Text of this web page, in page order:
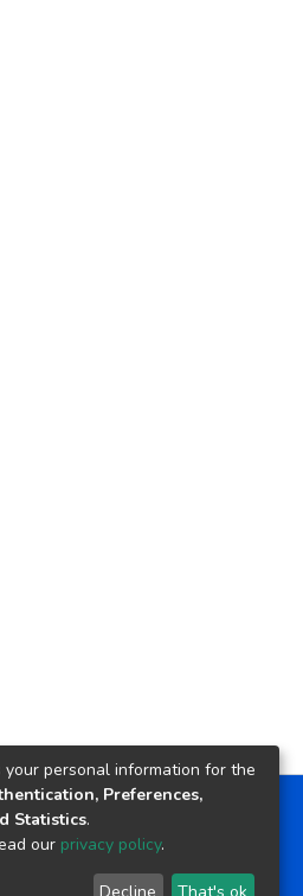
is described as:
4.0 License
2026 LYRASIS
personal information for the
Preferences,
Statistics.
our privacy policy.